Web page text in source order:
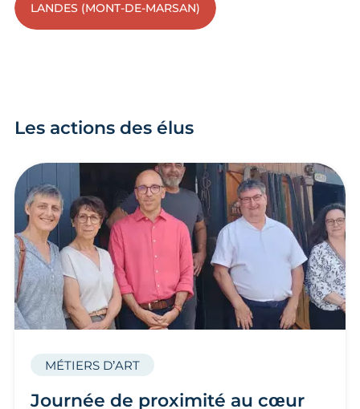
LANDES (MONT-DE-MARSAN)
Les actions des élus
Journée de proximité au cœur
MÉTIERS D’ART